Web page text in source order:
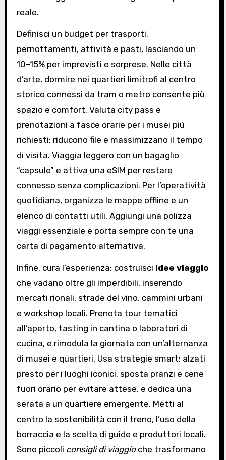
reale.
Definisci un budget per trasporti,
pernottamenti, attività e pasti, lasciando un
10–15% per imprevisti e sorprese. Nelle città
d’arte, dormire nei quartieri limitrofi al centro
storico connessi da tram o metro consente più
spazio e comfort. Valuta city pass e
prenotazioni a fasce orarie per i musei più
richiesti: riducono file e massimizzano il tempo
di visita. Viaggia leggero con un bagaglio
“capsule” e attiva una eSIM per restare
connesso senza complicazioni. Per l’operatività
quotidiana, organizza le mappe offline e un
elenco di contatti utili. Aggiungi una polizza
viaggi essenziale e porta sempre con te una
carta di pagamento alternativa.
Infine, cura l’esperienza: costruisci idee viaggio
che vadano oltre gli imperdibili, inserendo
mercati rionali, strade del vino, cammini urbani
e workshop locali. Prenota tour tematici
all’aperto, tasting in cantina o laboratori di
cucina, e rimodula la giornata con un’alternanza
di musei e quartieri. Usa strategie smart: alzati
presto per i luoghi iconici, sposta pranzi e cene
fuori orario per evitare attese, e dedica una
serata a un quartiere emergente. Metti al
centro la sostenibilità con il treno, l’uso della
borraccia e la scelta di guide e produttori locali.
Sono piccoli consigli di viaggioche trasformano